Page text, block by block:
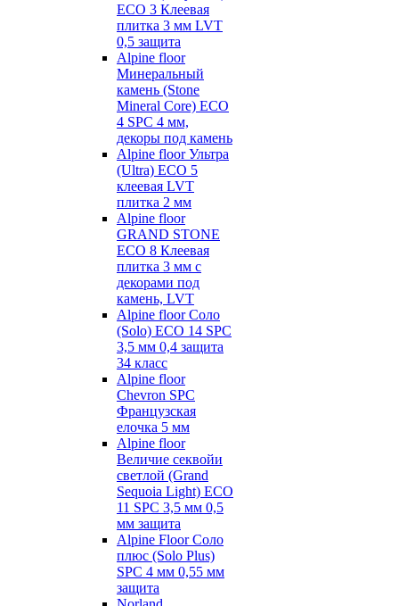
ECO 3 Клеевая
плитка 3 мм LVT
0,5 защита
Alpine floor
Минеральный
камень (Stone
Mineral Core) ECO
4 SPC 4 мм,
декоры под камень
Alpine floor Ультра
(Ultra) ECO 5
клеевая LVT
плитка 2 мм
Alpine floor
GRAND STONE
ECO 8 Клеевая
плитка 3 мм с
декорами под
камень, LVT
Alpine floor Соло
(Solo) ECO 14 SPC
3,5 мм 0,4 защита
34 класс
Alpine floor
Chevron SPC
Французская
елочка 5 мм
Alpine floor
Величие секвойи
светлой (Grand
Sequoia Light) ECO
11 SPC 3,5 мм 0,5
мм защита
Alpine Floor Соло
плюс (Solo Plus)
SPC 4 мм 0,55 мм
защита